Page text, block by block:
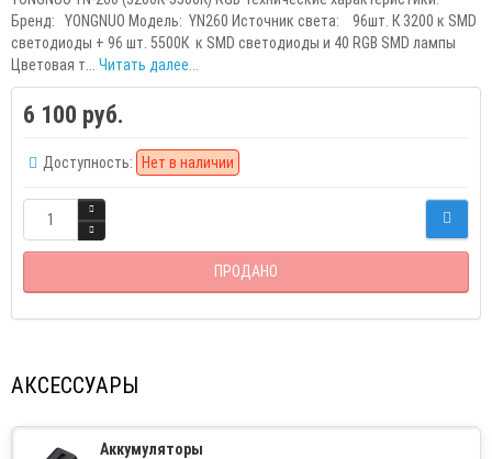
Бренд: YONGNUO Модель: YN260 Источник света: 96шт. К 3200 к SMD
светодиоды + 96 шт. 5500К к SMD светодиоды и 40 RGB SMD лампы
Цветовая т... Читать далее...
6 100 руб.
Доступность: Нет в наличии
ПРОДАНО
АКСЕССУАРЫ
Аккумуляторы